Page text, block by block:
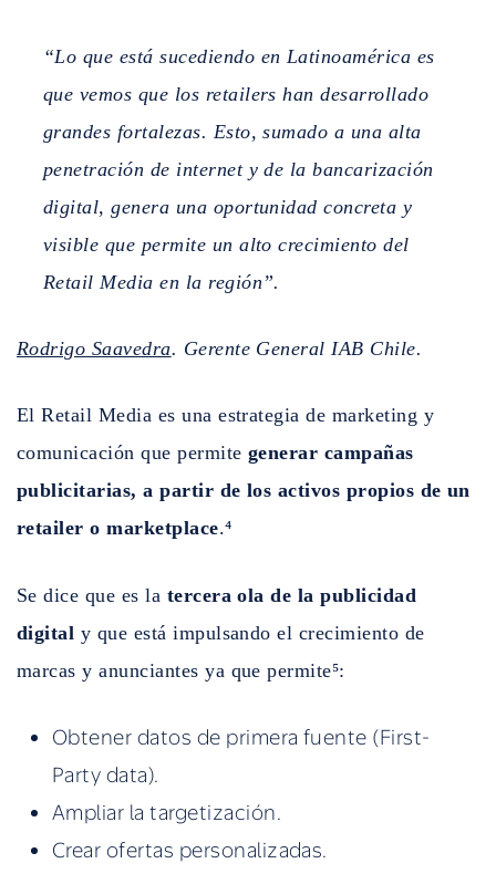
“Lo que está sucediendo en Latinoamérica es
que vemos que los retailers han desarrollado
grandes fortalezas. Esto, sumado a una alta
penetración de internet y de la bancarización
digital, genera una oportunidad concreta y
visible que permite un alto crecimiento del
Retail Media en la región”.
Rodrigo Saavedra. Gerente General IAB Chile.
El Retail Media es una estrategia de marketing y
comunicación que permite generar campañas
publicitarias, a partir de los activos propios de un
retailer o marketplace.⁴
Se dice que es la tercera ola de la publicidad
digital y que está impulsando el crecimiento de
marcas y anunciantes ya que permite⁵:
Obtener datos de primera fuente (First-
Party data).
Ampliar la targetización.
Crear ofertas personalizadas.